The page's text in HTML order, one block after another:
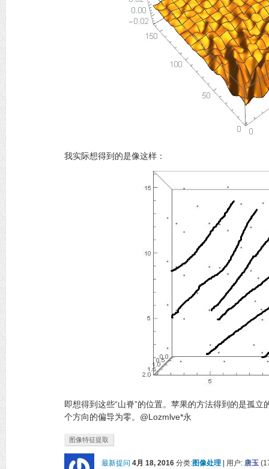
我实际想得到的是像这样：
即想得到这些“山脊”的位置。苹果的方法得到的是孤
个方向的偏导为零。@Lozmlve*永
图像特征提取
最新提问 4月 18, 2016 分类:图像处理 用户: 唐玉 (